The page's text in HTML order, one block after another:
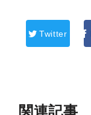
Twitter
関連記事